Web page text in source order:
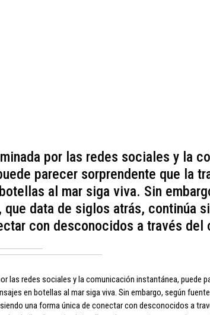
por las redes sociales y la
parecer sorprendente que la
al mar siga viva. Sin
data de siglos atrás, continúa
con desconocidos a través del
las redes sociales y la comunicación instantánea, puede
en botellas al mar siga viva. Sin embargo, según
una forma única de conectar con desconocidos a